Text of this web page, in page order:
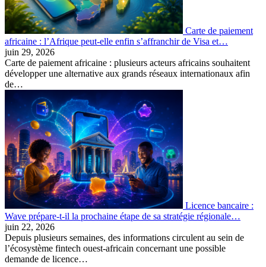
Carte de paiement
africaine : l’Afrique peut-elle enfin s’affranchir de Visa et…
juin 29, 2026
Carte de paiement africaine : plusieurs acteurs africains souhaitent
développer une alternative aux grands réseaux internationaux afin
de…
Licence bancaire :
Wave prépare-t-il la prochaine étape de sa stratégie régionale…
juin 22, 2026
Depuis plusieurs semaines, des informations circulent au sein de
l’écosystème fintech ouest-africain concernant une possible
demande de licence…